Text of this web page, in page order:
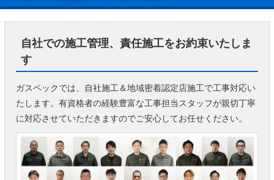
自社での施工管理、責任施工をお約束いたしま
す
ガスペックでは、自社施工＆地域密着認定店施工で工事対応い
たします。有資格者の経験豊富な工事担当スタッフが親切丁寧
に対応させていただきますのでご安心してお任せください。